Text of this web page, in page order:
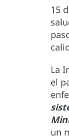
15
La
el
un